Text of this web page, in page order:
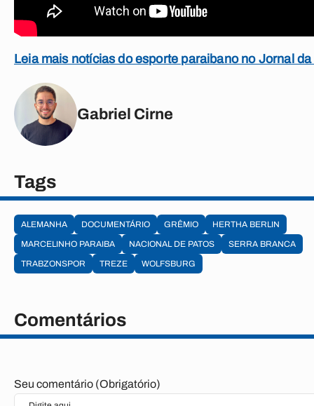
Leia mais notícias do esporte paraibano no Jornal
Gabriel Cirne
Tags
ALEMANHA DOCUMENTÁRIO GRÊMIO
HERTHA BERLIN
MARCELINHO PARAIBA
NACIONAL DE PATOS
SERRA BRANCA
TRABZONSPOR
TREZE WOLFSBURG
Comentários
Seu comentário (Obrigatório)